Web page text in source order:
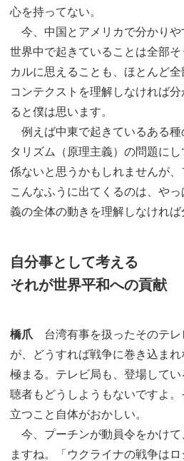
心を持ってない。
今、中国とアメリカで分かりや
世界中で起きていることは全部
カルに思えることも、ほとんど
コンテクストを理解しなければ
ると僕は思います。
例えば中東で起きているある種
タリズム（原理主義）の問題に
係ないと思うかもしれませんが
こんなふうに出てくるのは、や
義の全体の動きを理解しなければ
自分事として考える
それが世界平和への貢献
橋爪 台湾有事を扱ったそのテレ
が、どうすれば戦争に巻き込ま
極まる。テレビ局も、登場して
聴者もどうしようもないですよ
立つこと自体がおかしい。
今、プーチンが動員令をかけて
ますね。「ウクライナの戦争はロ